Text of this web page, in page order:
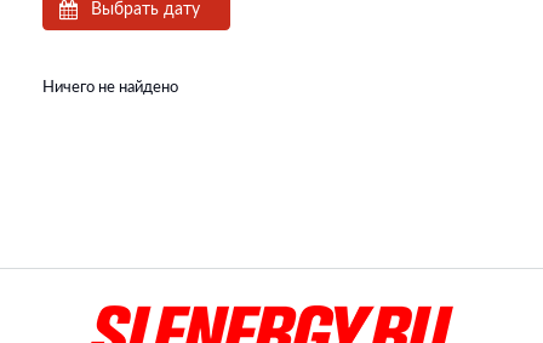
Выбрать дату
Ничего не найдено